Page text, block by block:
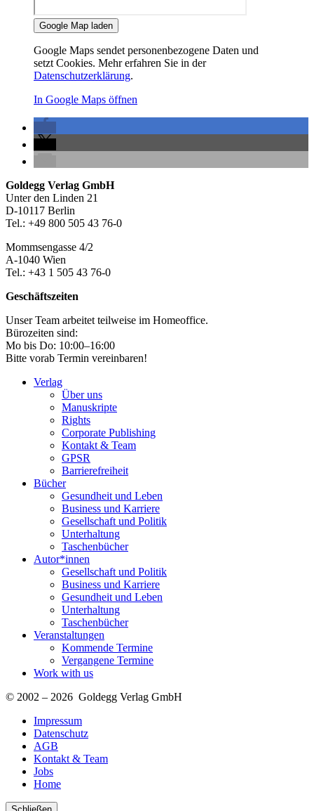
Google Map laden
Google Maps sendet personenbezogene Daten und
setzt Cookies. Mehr erfahren Sie in der
Datenschutzerklärung.
In Google Maps öffnen
Seitenleiste
Footer-
Section
Goldegg Verlag GmbH
Unter den Linden 21
D-10117 Berlin
Tel.: +49 800 505 43 76-0
Mommsengasse 4/2
A-1040 Wien
Tel.: +43 1 505 43 76-0
Geschäftszeiten
Unser Team arbeitet teilweise im Homeoffice.
Bürozeiten sind:
Mo bis Do: 10:00–16:00
Bitte vorab Termin vereinbaren!
Verlag
Über uns
Manuskripte
Rights
Corporate Publishing
Kontakt & Team
GPSR
Barrierefreiheit
Bücher
Gesundheit und Leben
Business und Karriere
Gesellschaft und Politik
Unterhaltung
Taschenbücher
Autor*innen
Gesellschaft und Politik
Business und Karriere
Gesundheit und Leben
Unterhaltung
Taschenbücher
Veranstaltungen
Kommende Termine
Vergangene Termine
Work with us
© 2002 – 2026 Goldegg Verlag GmbH
Impressum
Datenschutz
AGB
Kontakt & Team
Jobs
Home